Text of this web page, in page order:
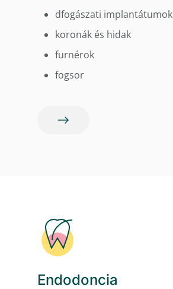
dfogászati ​​implantátumok
koronák és hidak
furnérok
fogsor
Endodoncia